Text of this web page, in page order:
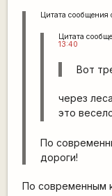
Цитата сообщения
Цитата
13:40
Вот
через
это
По
дороги!
По современным